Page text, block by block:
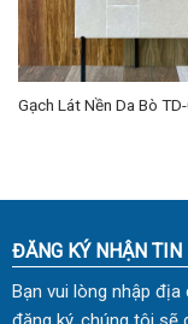
Gạch Lát Nền Da Bò
ĐĂNG KÝ NHẬN TIN
Bạn vui lòng nhập